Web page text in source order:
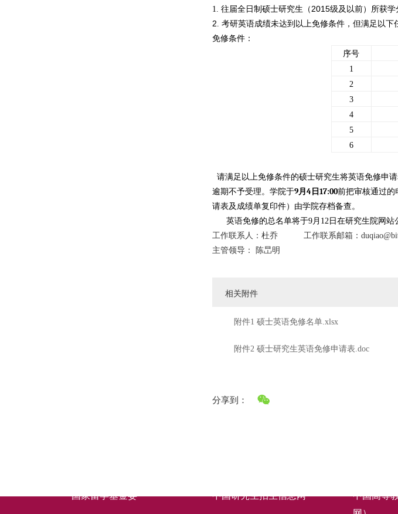
1. 往届全日制硕士研究生（ 2015级及以前）所获
2. 考研英语成绩未达到以上免修条件，但满足以下
免修条件：
序号
1
2
3
4
5
6
请满足以上免修条件的硕士研究生将英语免修申
逾期不予受理。学院于9月 4 日 17:00前把审核通过的
请表及成绩单复印件）由学院存档备查。
英语免修的总名单将于9月12日在研究生院网
工作联系人：杜乔
工作联系邮箱：
主管领导：
陈旵明
相关附件
附件1 硕士英语免修名单.xlsx
附件2 硕士研究生英语免修申请表.doc
分享到：
国家留学基金委 中国研究生招生信息网
中国高等